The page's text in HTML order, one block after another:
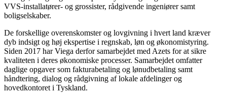
VVS-installatører- og grossister, rådgivende ingeniører samt
boligselskaber.
De forskellige overenskomster og lovgivning i hvert land kræver
dyb indsigt og høj ekspertise i regnskab, løn og økonomistyring.
Siden 2017 har Viega derfor samarbejdet med Azets for at sikre
kvaliteten i deres økonomiske processer. Samarbejdet omfatter
daglige opgaver som fakturabetaling og lønudbetaling samt
håndtering, dialog og rådgivning af lokale afdelinger og
hovedkontoret i Tyskland.